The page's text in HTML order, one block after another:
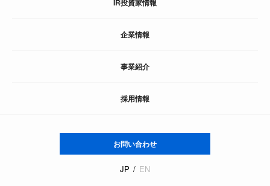
IR投資家情報
企業情報
事業紹介
採用情報
お問い合わせ
JP EN